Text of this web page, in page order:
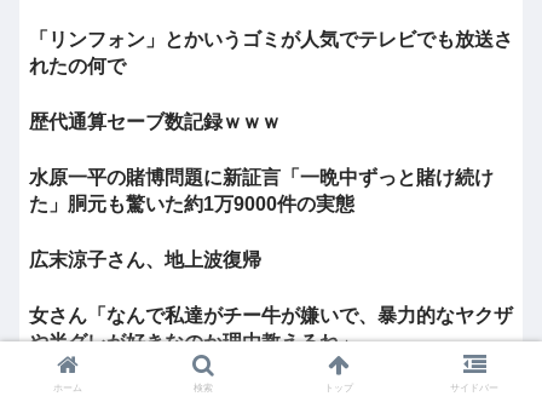
「リンフォン」とかいうゴミが人気でテレビでも放送さ
れたの何で
歴代通算セーブ数記録ｗｗｗ
水原一平の賭博問題に新証言「一晩中ずっと賭け続け
た」胴元も驚いた約1万9000件の実態
広末涼子さん、地上波復帰
女さん「なんで私達がチー牛が嫌いで、暴力的なヤクザ
や半グレが好きなのか理由教えるね」
ホーム 検索 トップ サイドバー